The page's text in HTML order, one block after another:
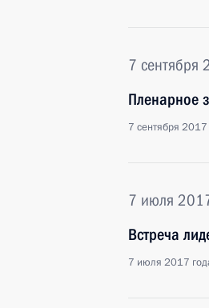
7 сентября
Пленарное
7 сентября
7 июля
Встреча
7 июля 2017